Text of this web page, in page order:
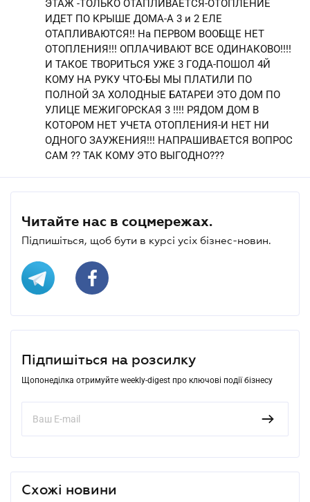
ЭТАЖ -ТОЛЬКО ОТАПЛИВАЕТСЯ-ОТОПЛЕНИЕ
ИДЕТ ПО КРЫШЕ ДОМА-А 3 и 2 ЕЛЕ
ОТАПЛИВАЮТСЯ!! На ПЕРВОМ ВООБЩЕ НЕТ
ОТОПЛЕНИЯ!!! ОПЛАЧИВАЮТ ВСЕ ОДИНАКОВО!!!!
И ТАКОЕ ТВОРИТЬСЯ УЖЕ 3 ГОДА-ПОШОЛ 4Й
КОМУ НА РУКУ ЧТО-БЫ МЫ ПЛАТИЛИ ПО
ПОЛНОЙ ЗА ХОЛОДНЫЕ БАТАРЕИ ЭТО ДОМ ПО
УЛИЦЕ МЕЖИГОРСКАЯ 3 !!!! РЯДОМ ДОМ В
КОТОРОМ НЕТ УЧЕТА ОТОПЛЕНИЯ-И НЕТ НИ
ОДНОГО ЗАУЖЕНИЯ!!! НАПРАШИВАЕТСЯ ВОПРОС
САМ ?? ТАК КОМУ ЭТО ВЫГОДНО???
Читайте нас в соцмережах.
Підпишіться, щоб бути в курсі усіх бізнес-новин.
Підпишіться на розсилку
Щопонеділка отримуйте weekly-digest про ключові події бізнесу
Схожі новини